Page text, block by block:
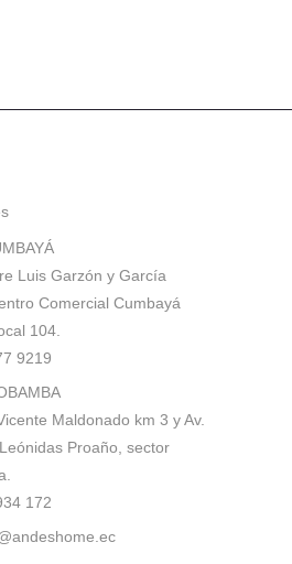
Luis Garzón y García
Comercial Cumbayá
104.
9219
Maldonado km 3 y Av.
Proaño, sector
172